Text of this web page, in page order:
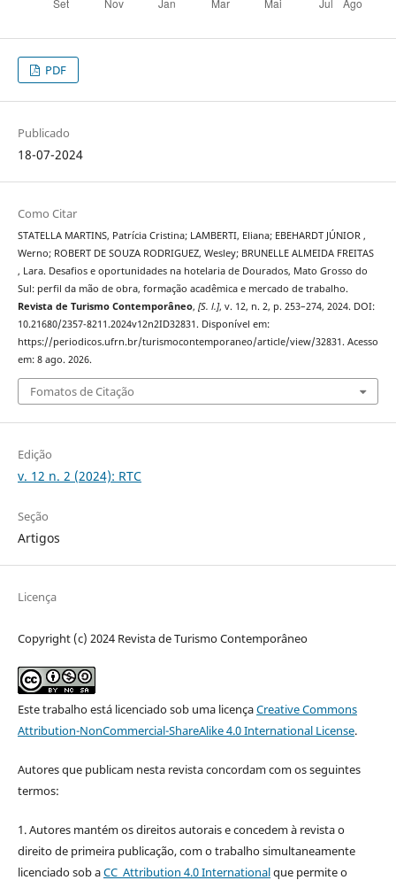
PDF
Publicado
18-07-2024
Como Citar
STATELLA MARTINS, Patrícia Cristina; LAMBERTI, Eliana; EBEHARDT JÚNIOR ,
Werno; ROBERT DE SOUZA RODRIGUEZ, Wesley; BRUNELLE ALMEIDA FREITAS
, Lara. Desafios e oportunidades na hotelaria de Dourados, Mato Grosso do
Sul: perfil da mão de obra, formação acadêmica e mercado de trabalho.
Revista de Turismo Contemporâneo, [S. l.], v. 12, n. 2, p. 253–274, 2024. DOI:
10.21680/2357-8211.2024v12n2ID32831. Disponível em:
https://periodicos.ufrn.br/turismocontemporaneo/article/view/32831. Acesso
em: 8 ago. 2026.
Fomatos de Citação
Edição
v. 12 n. 2 (2024): RTC
Seção
Artigos
Licença
Copyright (c) 2024 Revista de Turismo Contemporâneo
Este trabalho está licenciado sob uma licençaCreative Commons
Attribution-NonCommercial-ShareAlike 4.0 International License.
Autores que publicam nesta revista concordam com os seguintes
termos:
1. Autores mantém os direitos autorais e concedem à revista o
direito de primeira publicação, com o trabalho simultaneamente
licenciado sob aCC Attribution 4.0 Internationalque permite o